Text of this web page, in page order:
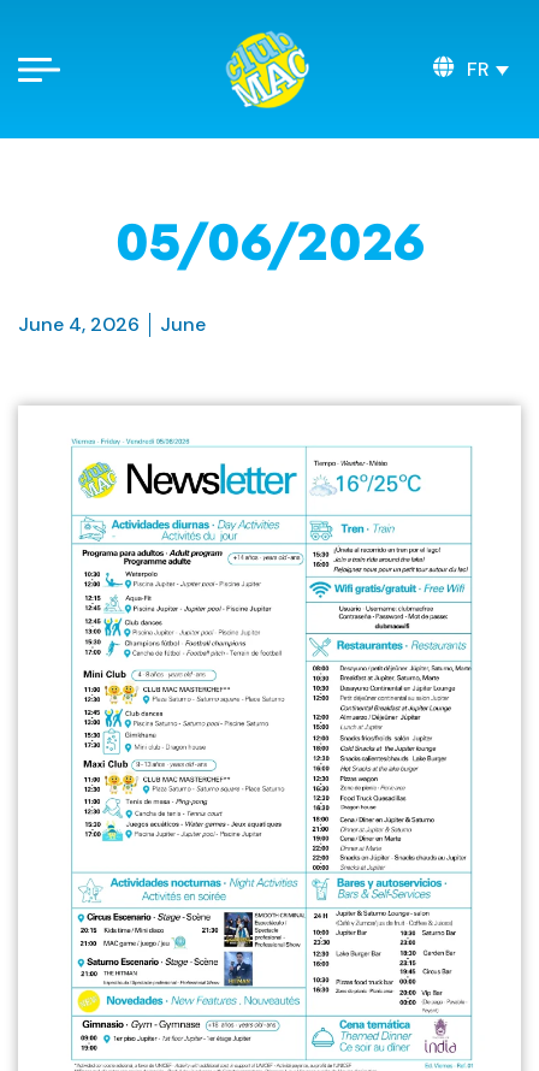
FR
05/06/2026
June 4, 2026 June